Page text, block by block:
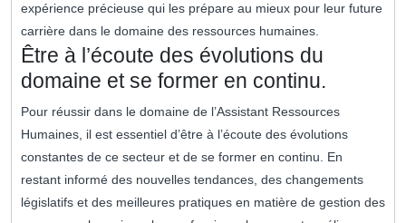
expérience précieuse qui les prépare au mieux pour leur future
carrière dans le domaine des ressources humaines.
Être à l’écoute des évolutions du
domaine et se former en continu.
Pour réussir dans le domaine de l’Assistant Ressources
Humaines, il est essentiel d’être à l’écoute des évolutions
constantes de ce secteur et de se former en continu. En
restant informé des nouvelles tendances, des changements
législatifs et des meilleures pratiques en matière de gestion des